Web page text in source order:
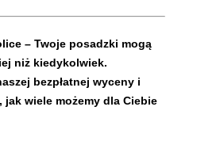
– Twoje posadzki mogą
niż kiedykolwiek.
bezpłatnej wyceny i
jak wiele możemy dla Ciebie